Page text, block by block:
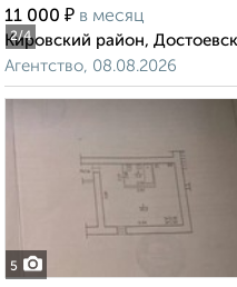
2/4
11 000 ₽ в месяц
Кировский район,
Агентство, 08.08.2026
5